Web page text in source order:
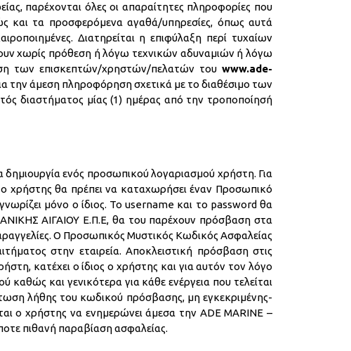
παρέχονται όλες οι απαραίτητες πληροφορίες που
τα προσφερόμενα αγαθά/υπηρεσίες, όπως αυτά
Διατηρείται η επιφύλαξη περί τυχαίων
χωρίς πρόθεση ή λόγω τεχνικών αδυναμιών ή λόγω
των επισκεπτών/χρηστών/πελατών του www.ade-
την άμεση πληροφόρηση σχετικά με το διαθέσιμο των
διαστήματος μίας (1) ημέρας από την τροποποίησή
δημιουργία ενός προσωπικού λογαριασμού χρήστη. Για
χρήστης θα πρέπει να καταχωρήσει έναν Προσωπικό
μόνο ο ίδιος. Το username και το password θα
ΑΙΓΑΙΟΥ Ε.Π.Ε, θα του παρέχουν πρόσβαση στα
Ο Προσωπικός Μυστικός Κωδικός Ασφαλείας
στην εταιρεία. Αποκλειστική πρόσβαση στις
κατέχει ο ίδιος ο χρήστης και για αυτόν τον λόγο
και γενικότερα για κάθε ενέργεια που τελείται
λήθης του κωδικού πρόσβασης, μη εγκεκριμένης-
ο χρήστης να ενημερώνει άμεσα την ADE MARINE –
πιθανή παραβίαση ασφαλείας.